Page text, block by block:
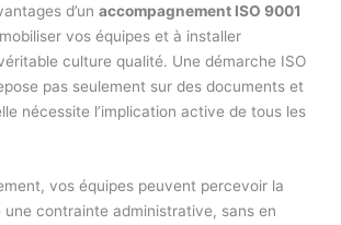
d’unaccompagnement ISO 9001
vos équipes et à installer
culture qualité. Une démarche ISO
pas seulement sur des documents et
nécessite l’implication active de tous les
vos équipes peuvent percevoir la
contrainte administrative, sans en